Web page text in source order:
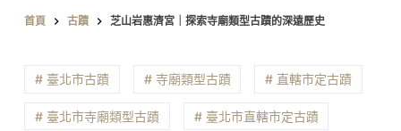
首頁 古蹟 芝山岩惠濟宮｜探索寺廟類型古蹟的深遠歷史
# 臺北市古蹟 # 寺廟類型古蹟 # 直轄市定古蹟
# 臺北市寺廟類型古蹟 # 臺北市直轄市定古蹟